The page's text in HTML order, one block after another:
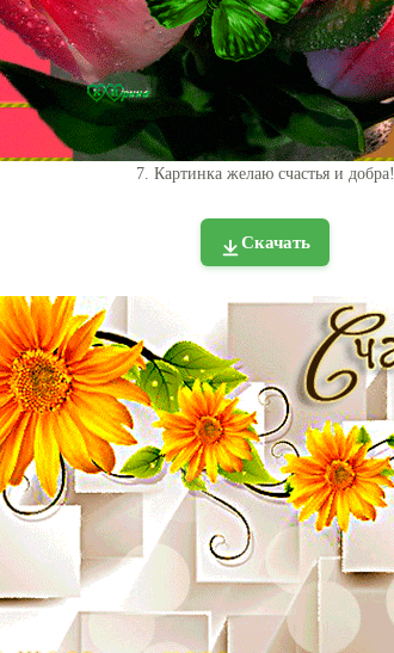
7. Картинка желаю счастья и добра!
Скачать